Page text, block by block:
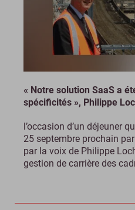
« Notre solution SaaS a
spécificités », Philippe
l’occasion d’un déjeuner
25 septembre prochain par
par la voix de Philippe
gestion de carrière des